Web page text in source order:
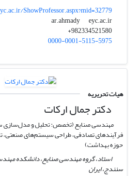
ShowProfessor.aspx?mid=32779
ar.ahmady
eyc.ac.ir
982334521580+
0000-0001-5115-5975
هیات تحریریه
دکتر جمال ارکات
مهندسی صنایع (تخصص: تحلیل و
فرآیندهای تصادفی، طراحی سیستم‌های صنعتی،
حوزه بهداشت)
استاد، گروه مهندسی صنایع، دانشکده
سنندج، ایران